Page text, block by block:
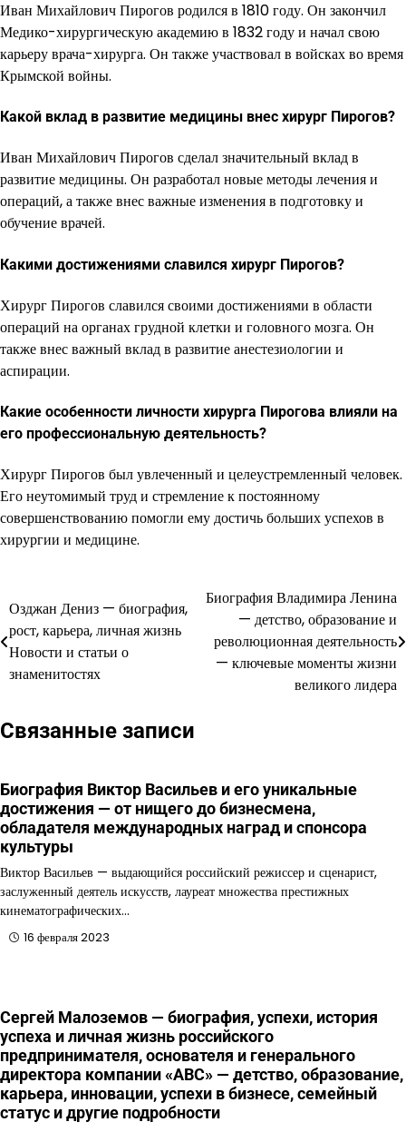
Иван Михайлович Пирогов родился в 1810 году. Он закончил
Медико-хирургическую академию в 1832 году и начал свою
карьеру врача-хирурга. Он также участвовал в войсках во время
Крымской войны.
Какой вклад в развитие медицины внес хирург Пирогов?
Иван Михайлович Пирогов сделал значительный вклад в
развитие медицины. Он разработал новые методы лечения и
операций, а также внес важные изменения в подготовку и
обучение врачей.
Какими достижениями славился хирург Пирогов?
Хирург Пирогов славился своими достижениями в области
операций на органах грудной клетки и головного мозга. Он
также внес важный вклад в развитие анестезиологии и
аспирации.
Какие особенности личности хирурга Пирогова влияли на
его профессиональную деятельность?
Хирург Пирогов был увлеченный и целеустремленный человек.
Его неутомимый труд и стремление к постоянному
совершенствованию помогли ему достичь больших успехов в
хирургии и медицине.
Навигация
по
записям
Озджан Дениз — биография,
рост, карьера, личная жизнь
Новости и статьи о
знаменитостях
Биография Владимира Ленина
— детство, образование и
революционная деятельность
— ключевые моменты жизни
великого лидера
Связанные записи
Биография Виктор Васильев и его уникальные
достижения — от нищего до бизнесмена,
обладателя международных наград и спонсора
культуры
Виктор Васильев — выдающийся российский режиссер и сценарист,
заслуженный деятель искусств, лауреат множества престижных
кинематографических…
16 февраля 2023
Сергей Малоземов — биография, успехи, история
успеха и личная жизнь российского
предпринимателя, основателя и генерального
директора компании «ABC» — детство, образование,
карьера, инновации, успехи в бизнесе, семейный
статус и другие подробности